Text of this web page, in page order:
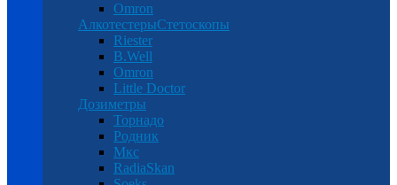
Omron
АлкотестерыСтетоскопы
Riester
B.Well
Omron
Little Doctor
Дозиметры
Торнадо
Родник
Мкс
RadiaSkan